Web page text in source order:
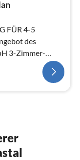
FÜR 4-5
3-Zimmer-
80 m²